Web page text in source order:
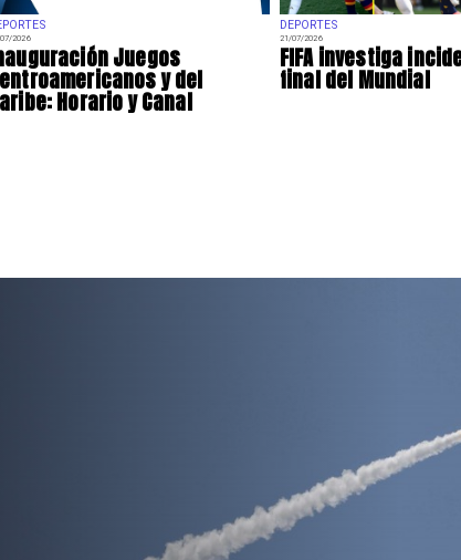
2026
Juegos
y del
Horario y Canal
DEPORTES
21/07/2026
FIFA investiga
final del Mundial